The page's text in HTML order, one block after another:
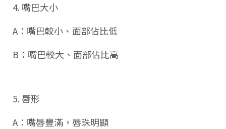
4. 嘴巴大小
A：嘴巴較小、面部佔比低
B：嘴巴較大、面部佔比高
5. 唇形
A：嘴唇豐滿，唇珠明顯